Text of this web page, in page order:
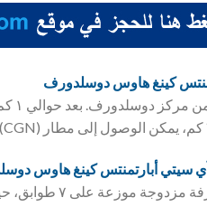
كينغ هاوس دوسلدورف
يقع
سيتي أبارتمنتس كينغ هاوس
يقدم هذا الفندق